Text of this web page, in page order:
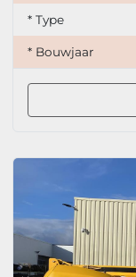
* Type
* Bouwjaar